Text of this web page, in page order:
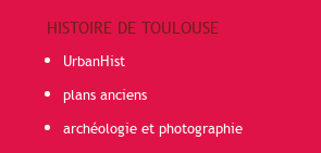
HISTOIRE DE TOULOUSE
UrbanHist
plans anciens
archéologie et photographie